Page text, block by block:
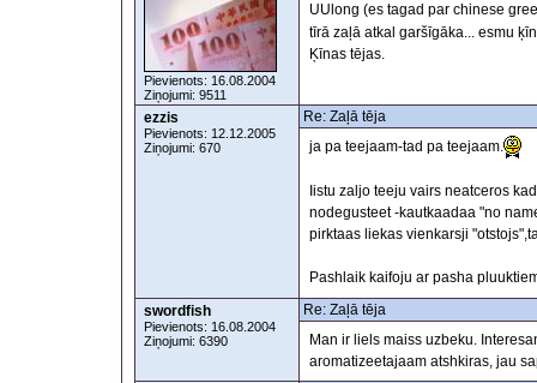
Pievienots: 16.08.2004
Ziņojumi: 9511
UUlong (es tagad par chinese
tīrā zaļā atkal garšīgāka... esmu
Ķīnas tējas.
ezzis
Pievienots: 12.12.2005
Ziņojumi: 670
Re: Zaļā tēja
ja pa teejaam-tad pa teejaam.
Iistu zaljo teeju vairs neatceros
nodegusteet -kautkaadaa "no
pirktaas liekas vienkarsji
Pashlaik kaifoju ar pasha
swordfish
Pievienots: 16.08.2004
Ziņojumi: 6390
Re: Zaļā tēja
Man ir liels maiss uzbeku.
aromatizeetajaam atshkiras, jau